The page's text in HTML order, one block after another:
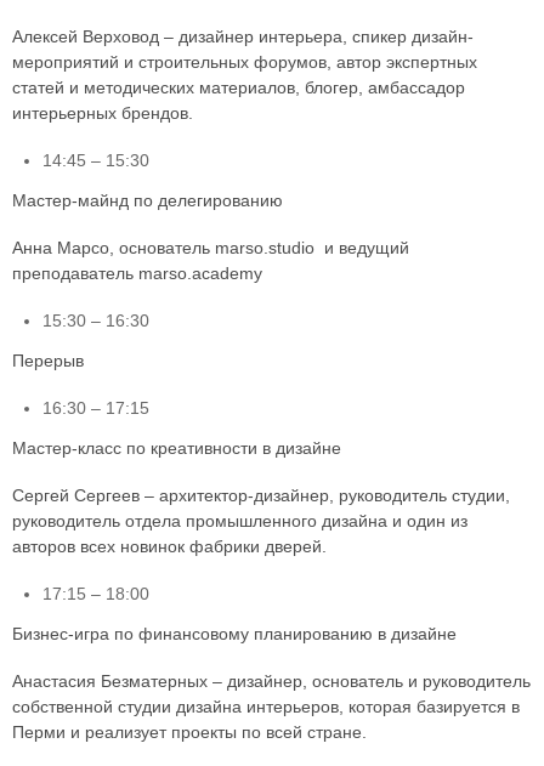
Алексей Верховод – дизайнер интерьера, спикер дизайн-
мероприятий и строительных форумов, автор экспертных
статей и методических материалов, блогер, амбассадор
интерьерных брендов.
14:45 – 15:30
Мастер-майнд по делегированию
Анна Марсо, основатель marso.studio и ведущий
преподаватель marso.academy
15:30 – 16:30
Перерыв
16:30 – 17:15
Мастер-класс по креативности в дизайне
Сергей Сергеев – архитектор-дизайнер, руководитель студии,
руководитель отдела промышленного дизайна и один из
авторов всех новинок фабрики дверей.
17:15 – 18:00
Бизнес-игра по финансовому планированию в дизайне
Анастасия Безматерных – дизайнер, основатель и руководитель
собственной студии дизайна интерьеров, которая базируется в
Перми и реализует проекты по всей стране.